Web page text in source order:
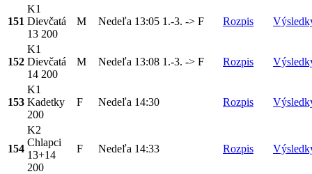
151
K1
Dievčatá
13 200
M Nedeľa 13:05 1.-3. -> F Rozpis
152
K1
Dievčatá
14 200
M Nedeľa 13:08 1.-3. -> F Rozpis
153
K1
Kadetky
200
F Nedeľa 14:30 Rozpis
154
K2
Chlapci
13+14
200
F Nedeľa 14:33 Rozpis